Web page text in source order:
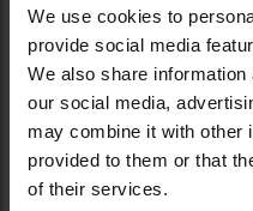
We use cookies to
provide social media
We also share
our social media,
may combine it with other
provided to them or that
of their services.
установ,
також для туристів,
Компанія
якості ISO
відповідає вимогам
з 2006 року має код
надається
користь